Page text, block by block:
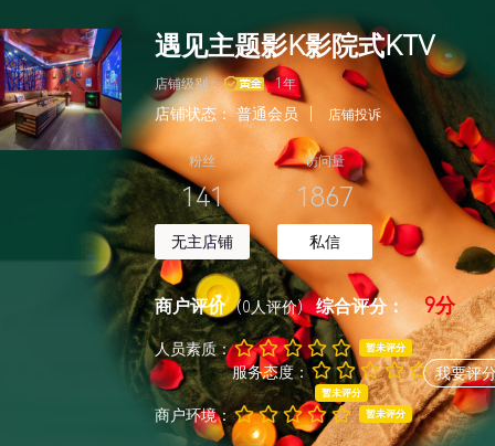
遇见主题影K影院式KTV
店铺级别： 1年
店铺状态：普通会员 店铺投诉
粉丝
141
无主店铺
访问量
1867
私信
商户评价 (0人评价)综合评分： 9分
人员素质： 暂未评分
服务态度：
暂未评分
商户环境： 暂未评分
我要评